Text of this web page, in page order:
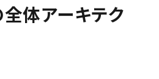
体アーキテク